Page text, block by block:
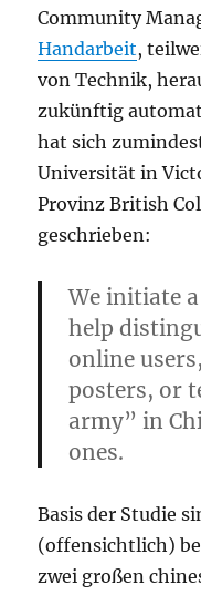
Community
Handarbeit,
von Technik,
zukünftig
hat sich
Universität in
Provinz British
geschrieben:
We initiate
help
online
posters, or
army” in
ones.
Basis der Studie
(offensichtlich)
zwei großen